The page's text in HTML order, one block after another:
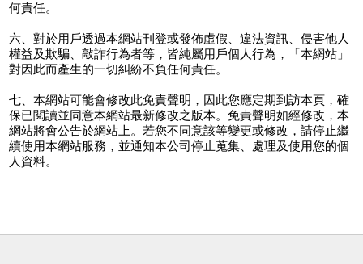
何責任。
六、對於用戶透過本網站刊登或發佈虛假、違法資訊、侵害他人
權益及欺騙、敲詐行為者等，皆純屬用戶個人行為，「本網站」
對因此而產生的一切糾紛不負任何責任。
七、本網站可能會修改此免責聲明，因此您應定期到訪本頁，確
保已閱讀並同意本網站最新修改之版本。免責聲明如經修改，本
網站將會公告於網站上。若您不同意該等變更或修改，請停止繼
續使用本網站服務，並通知本公司停止蒐集、處理及使用您的個
人資料。